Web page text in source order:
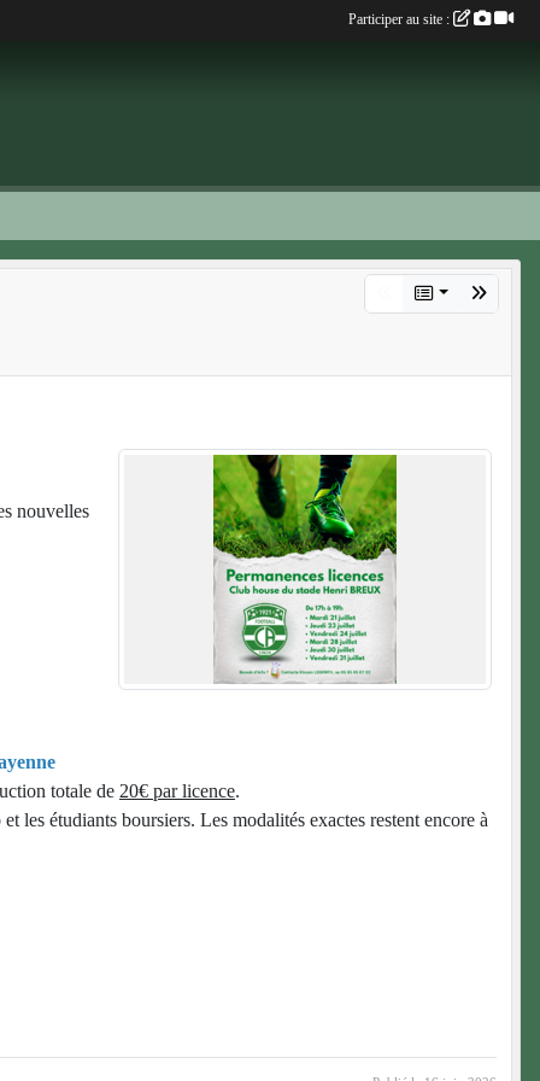
nouvelles
totale de 20€ par licence.
les étudiants boursiers. Les modalités exactes restent encore à
Participer au site :